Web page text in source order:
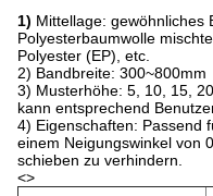
1) Mittellage: gewöhnliches
Polyesterbaumwolle
Polyester (EP), etc.
2) Bandbreite: 300~800mm
3) Musterhöhe: 5, 10, 15,
kann entsprechend
4) Eigenschaften: Passend
einem Neigungswinkel von
schieben zu verhindern.
<>